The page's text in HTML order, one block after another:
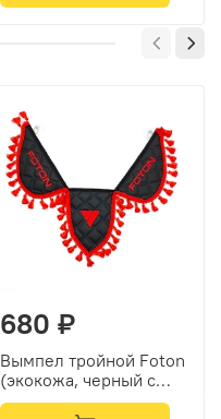
680 ₽
Вымпел тройной Foton
(экокожа, черный с
красной вышивкой)